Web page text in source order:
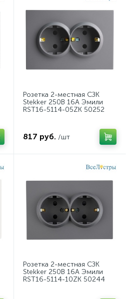
Розетка 2-местная СЗК
Stekker 250В 16А Эмили
RST16-5114-05ZK 50252
817 руб. /шт
Розетка 2-местная СЗК
Stekker 250В 16А Эмили
RST16-5114-10ZK 50244